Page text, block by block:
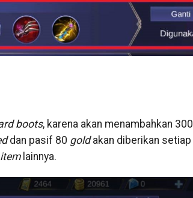
boots, karena akan menambahkan 300
dan pasif 80 goldakan diberikan setiap
lainnya.